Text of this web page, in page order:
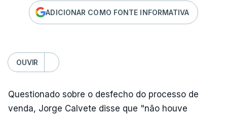
ADICIONAR COMO FONTE INFORMATIVA
OUVIR
Questionado sobre o desfecho do processo de
venda, Jorge Calvete disse que "não houve